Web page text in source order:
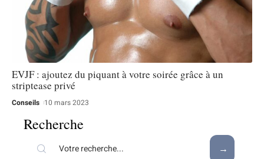
EVJF : ajoutez du piquant à votre soirée grâce à un
striptease privé
Conseils 10 mars 2023
Recherche